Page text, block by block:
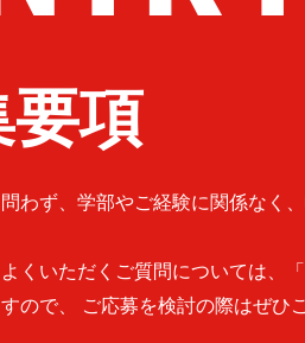
項
わず、学部やご経験に関係なく
くいただくご質問については、
ので、 ご応募を検討の際はぜひ